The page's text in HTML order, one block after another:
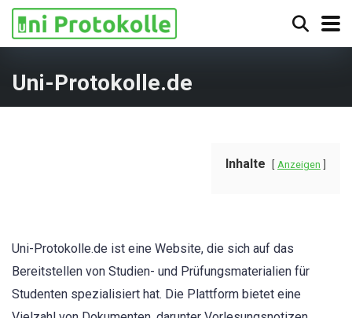
Uni-Protokolle.de
Inhalte Anzeigen
Uni-Protokolle.de ist eine Website, die sich auf das
Bereitstellen von Studien- und Prüfungsmaterialien für
Studenten spezialisiert hat. Die Plattform bietet eine